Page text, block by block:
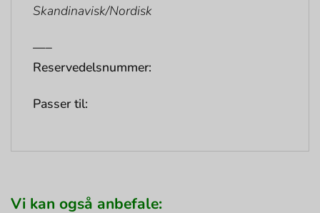
Skandinavisk/Nordisk
—–
Reservedelsnummer:
Passer til:
Vi kan også anbefale: